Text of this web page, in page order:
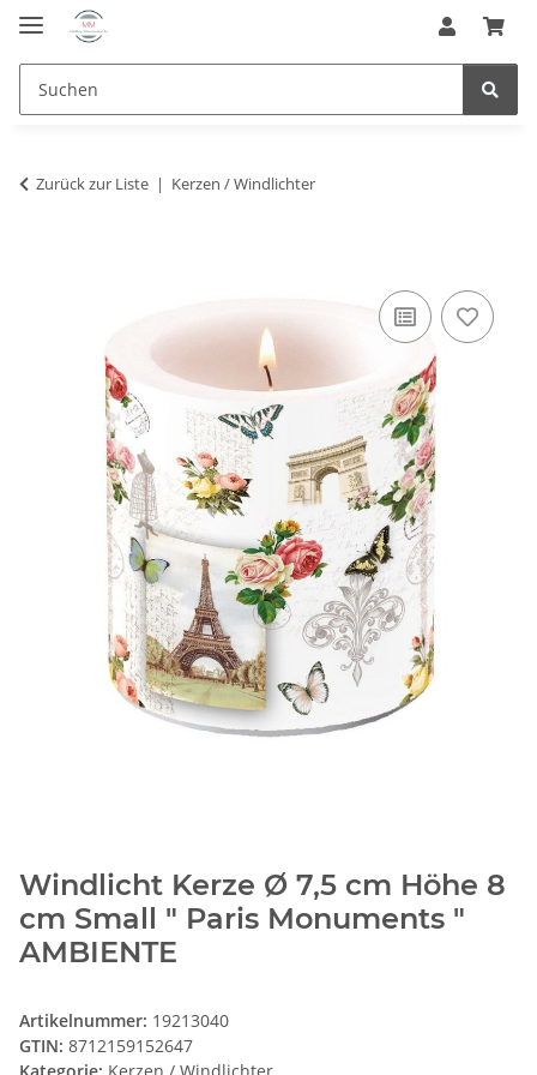
Zurück zur Liste Kerzen / Windlichter
Windlicht Kerze Ø 7,5 cm Höhe 8
cm Small " Paris Monuments "
AMBIENTE
Artikelnummer: 19213040
GTIN: 8712159152647